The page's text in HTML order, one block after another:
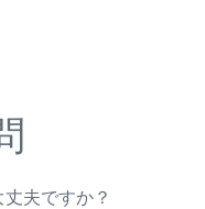
夫ですか？